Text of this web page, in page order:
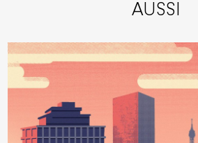
AUSSI